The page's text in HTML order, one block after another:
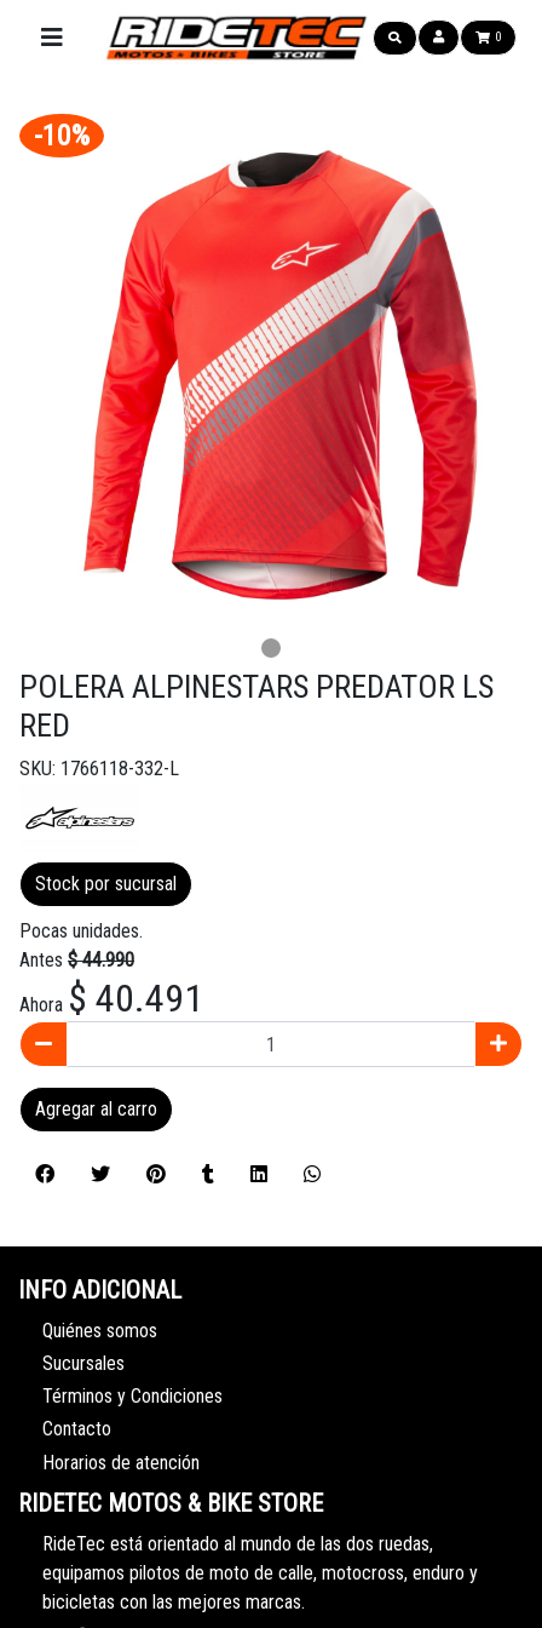
0
-10%
POLERA ALPINESTARS PREDATOR LS
RED
SKU: 1766118-332-L
Stock por sucursal
Pocas unidades.
Antes $ 44.990
Ahora $ 40.491
Agregar al carro
INFO ADICIONAL
Quiénes somos
Sucursales
Términos y Condiciones
Contacto
Horarios de atención
RIDETEC MOTOS & BIKE STORE
RideTec está orientado al mundo de las dos ruedas,
equipamos pilotos de moto de calle, motocross, enduro y
bicicletas con las mejores marcas.